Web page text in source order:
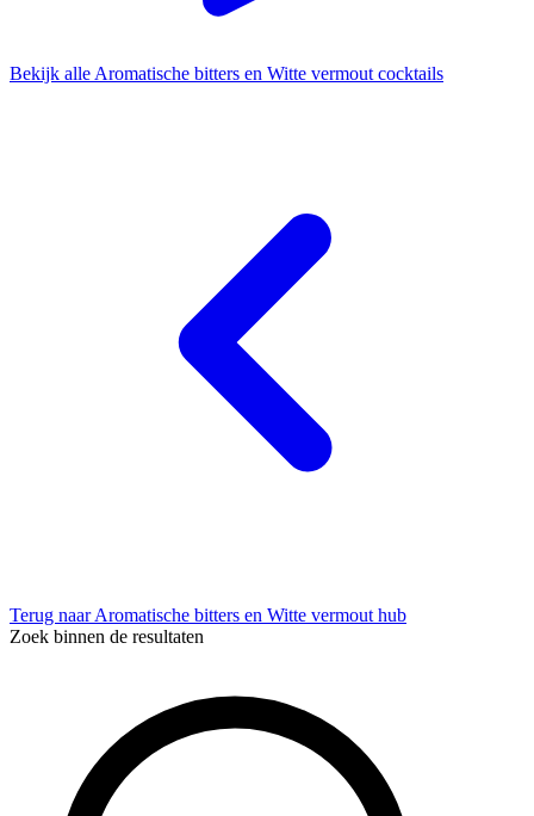
Bekijk alle Aromatische bitters en Witte vermout cocktails
Terug naar Aromatische bitters en Witte vermout hub
Zoek binnen de resultaten